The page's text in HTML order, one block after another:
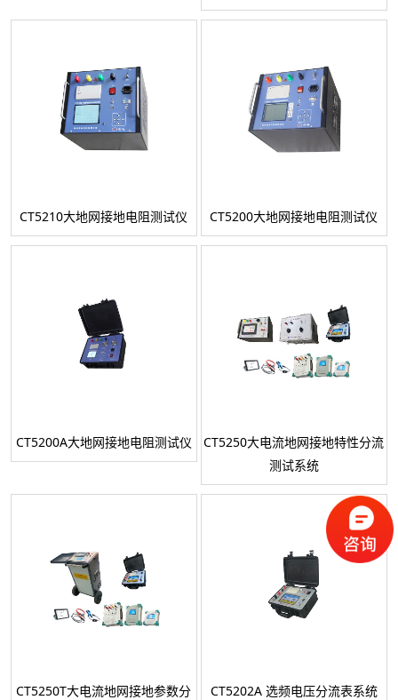
CT5210大地网接地电阻测试仪 CT5200大地网接地电阻测试仪
CT5200A大地网接地电阻测试仪
CT5250大电流地网接地特性分流
测试系统
CT5250T大电流地网接地参数分
CT5202A 选频电压分流表系统